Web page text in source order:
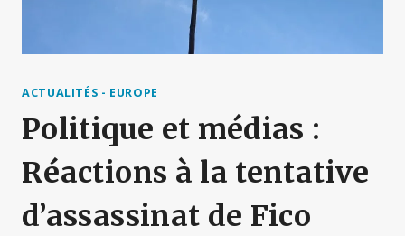
ACTUALITÉS - EUROPE
Politique et médias :
Réactions à la tentative
d’assassinat de Fico